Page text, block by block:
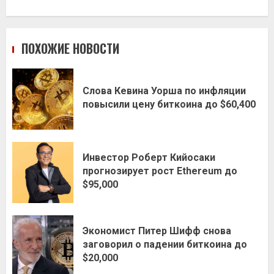
ПОХОЖИЕ НОВОСТИ
Слова Кевина Уорша по инфляции
повысили цену биткоина до $60,400
Инвестор Роберт Кийосаки
прогнозирует рост Ethereum до
$95,000
Экономист Питер Шифф снова
заговорил о падении биткоина до
$20,000